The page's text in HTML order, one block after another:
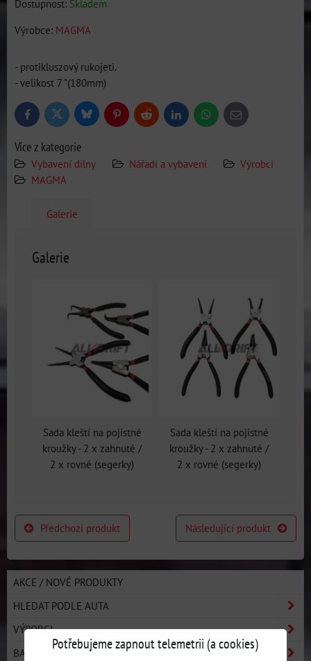
Dostupnost: Skladem
Výrobce: MAGMA
- protikluszový rukojeti.
- velikost 7 "(180mm)
FacebookTwitter BlueskyPinterestReddit LinkedInWhatsApp
E-
mail
Více z kategorie
Vybavení dílny Nářadí a vybavení
Výrobci
MAGMA
Galerie
Galerie
Sada kleští na pojistné
kroužky - 2 x zahnuté /
2 x rovné (segerky)
Sada kleští na pojistné
kroužky - 2 x zahnuté /
2 x rovné (segerky)
Předchozí produkt Následující produkt
AKCE / NOVÉ PRODUKTY
HLEDAT PODLE AUTA
VÝROBCI
BASIC LINE - ZAČNI DRIFTOVAT
Potřebujeme zapnout telemetrii (a cookies)